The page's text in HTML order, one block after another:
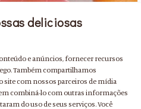
deliciosas
e anúncios, fornecer recursos
Também compartilhamos
site com nossos parceiros de mídia
combiná-lo com outras informações
do uso de seus serviços. Você